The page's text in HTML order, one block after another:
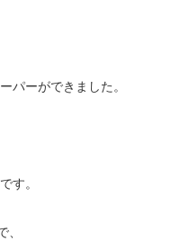
パーができました。
す。